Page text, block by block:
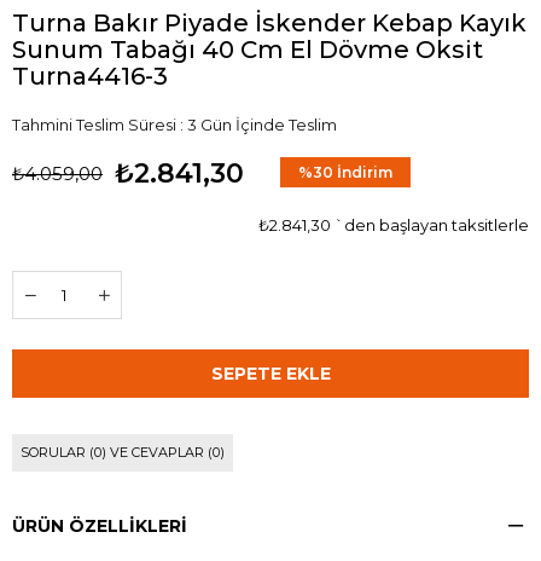
Turna Bakır Piyade İskender Kebap Kayık
Sunum Tabağı 40 Cm El Dövme Oksit
Turna4416-3
Tahmini Teslim Süresi : 3 Gün İçinde Teslim
₺4.059,00 ₺2.841,30 %30 İndirim
₺2.841,30 `den başlayan taksitlerle
SORULAR (0) VE CEVAPLAR (0)
ÜRÜN ÖZELLIKLERI